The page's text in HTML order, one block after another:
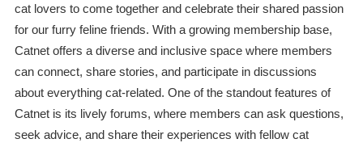
cat lovers to come together and celebrate their shared passion
for our furry feline friends. With a growing membership base,
Catnet offers a diverse and inclusive space where members
can connect, share stories, and participate in discussions
about everything cat-related. One of the standout features of
Catnet is its lively forums, where members can ask questions,
seek advice, and share their experiences with fellow cat